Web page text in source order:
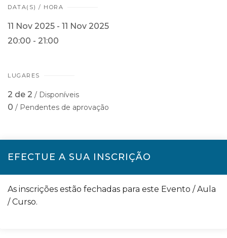
DATA(S) / HORA
11 Nov 2025 - 11 Nov 2025
20:00 - 21:00
LUGARES
2 de 2 / Disponíveis
0 / Pendentes de aprovação
EFECTUE A SUA INSCRIÇÃO
As inscrições estão fechadas para este Evento / Aula
/ Curso.